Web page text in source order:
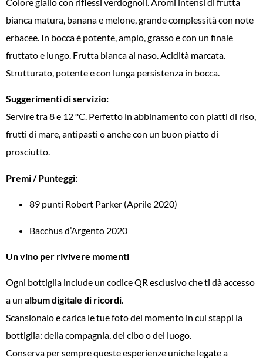
bianca matura, banana e melone, grande complessità con note
erbacee. In bocca è potente, ampio, grasso e con un finale
fruttato e lungo. Frutta bianca al naso. Acidità marcata.
Strutturato, potente e con lunga persistenza in bocca.
Suggerimenti di servizio:
Servire tra 8 e 12 ºC. Perfetto in abbinamento con piatti di riso,
frutti di mare, antipasti o anche con un buon piatto di
prosciutto.
Premi / Punteggi:
89 punti Robert Parker (Aprile 2020)
Bacchus d’Argento 2020
Un vino per rivivere momenti
Ogni bottiglia include un codice QR esclusivo che ti dà accesso
a un album digitale di ricordi.
Scansionalo e carica le tue foto del momento in cui stappi la
bottiglia: della compagnia, del cibo o del luogo.
Conserva per sempre queste esperienze uniche legate a